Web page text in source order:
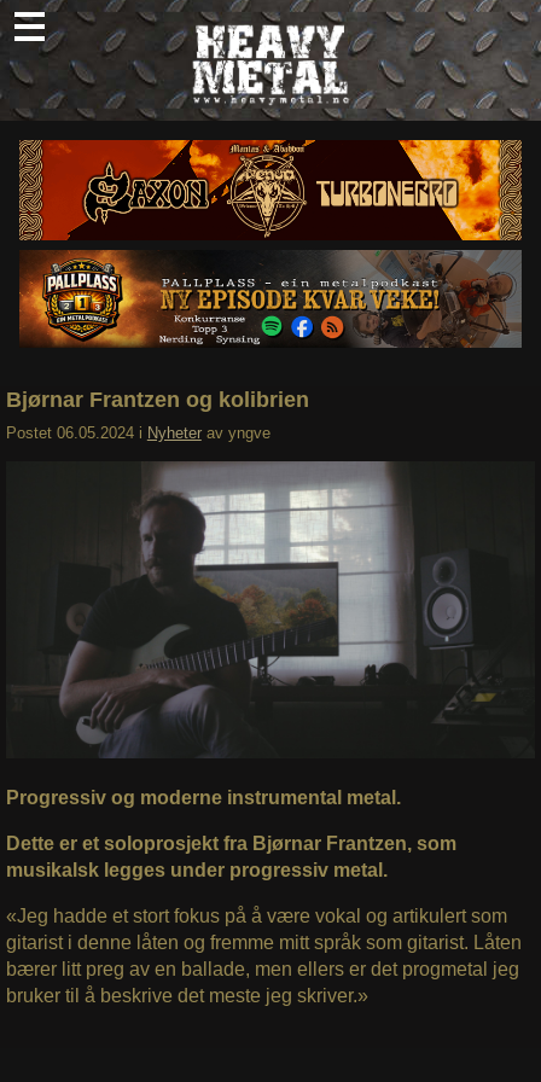
Skip
to
content
Nyheter
Omtaler
Intervjuer
Om oss
Abonner
Søk
Bjørnar Frantzen og kolibrien
Postet 06.05.2024 i Nyheter av yngve
Progressiv og moderne instrumental metal.
Dette er et soloprosjekt fra Bjørnar Frantzen, som
musikalsk legges under progressiv metal.
«Jeg hadde et stort fokus på å være vokal og artikulert som
gitarist i denne låten og fremme mitt språk som gitarist. Låten
bærer litt preg av en ballade, men ellers er det progmetal jeg
bruker til å beskrive det meste jeg skriver.»